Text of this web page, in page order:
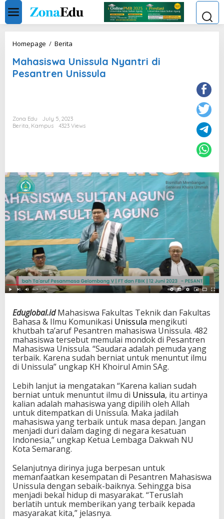
Skip
content
Homepage / Berita
Nyantri
di
Pesantren
Mahasiswa Unissula Nyantri di
Pesantren Unissula
Zona Edu
July 5, 2023
Berita, Kampus 4323 Views
Eduglobal.idMahasiswa Fakultas Teknik dan Fakultas
Bahasa & Ilmu Komunikasi Unissula mengikuti
khutbah ta’aruf Pesantren mahasiswa Unissula. 482
mahasiswa tersebut memulai mondok di Pesantren
Mahasiswa Unissula. “Saudara adalah pemuda yang
terbaik. Karena sudah berniat untuk menuntut ilmu
di Unissula” ungkap KH Khoirul Amin SAg.
Lebih lanjut ia mengatakan “Karena kalian sudah
berniat untuk menuntut ilmu di Unissula, itu artinya
kalian adalah mahasiswa yang dipilih oleh Allah
untuk ditempatkan di Unissula. Maka jadilah
mahasiswa yang terbaik untuk masa depan. Jangan
menjadi duri dalam daging di negara kesatuan
Indonesia,” ungkap Ketua Lembaga Dakwah NU
Kota Semarang.
Selanjutnya dirinya juga berpesan untuk
memanfaatkan kesempatan di Pesantren Mahasiswa
Unissula dengan sebaik-baiknya. Sehingga bisa
menjadi bekal hidup di masyarakat. “Teruslah
berlatih untuk memberikan yang terbaik kepada
masyarakat kita,” jelasnya.